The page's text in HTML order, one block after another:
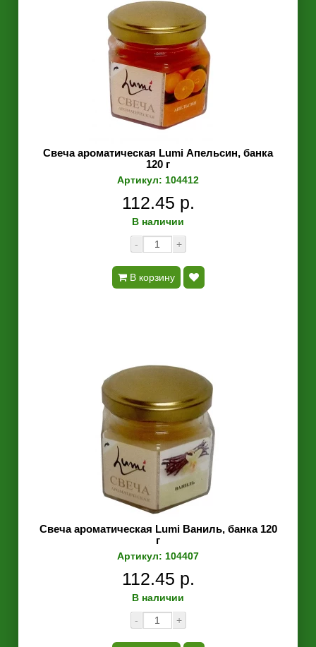
Свеча ароматическая Lumi Апельсин, банка
120 г
Артикул: 104412
112.45 р.
В наличии
-
+
В корзину
Свеча ароматическая Lumi Ваниль, банка 120
г
Артикул: 104407
112.45 р.
В наличии
-
+